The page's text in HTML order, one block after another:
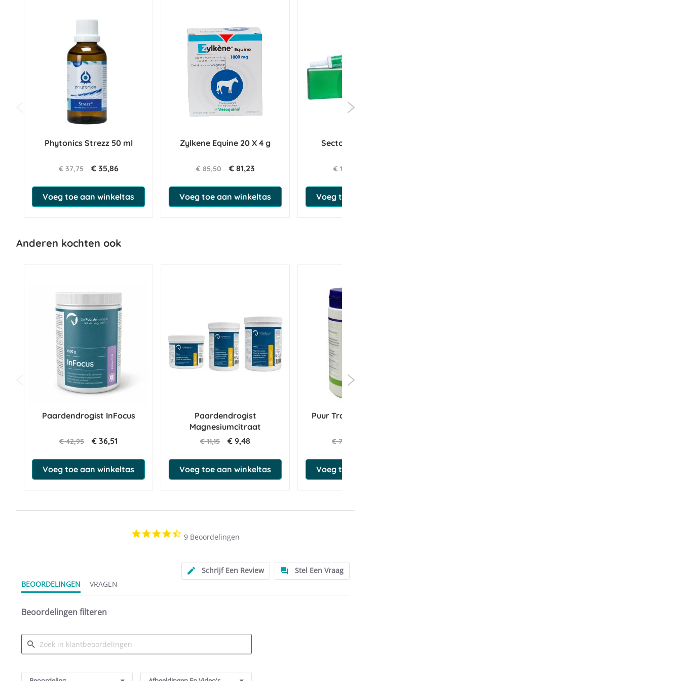
is het effect meestal zichtbaar na 1 tot 3 weken.
Tijdens dracht en lactatie altijd in overleg met de behandelend dierenarts toepassen.
Vermijd direct zonlicht en bewaar dit product droog en bij een temperatuur tussen 5-20 °C. Buiten
bereik van kinderen houden. De houdbaarheidsdatum staat vermeld op het etiket en het doosje.
Wat zit er in PuurCalm
Water (Aqua), Glycerin(e), Haver (Avena sativa), Passiebloem (Passiflora incarnata), Zilverlinde (Tilia
Ruw eiwit 0,1%
Ruwe celstof 0,1%
Phytonics Strezz 50 ml
€ 37,75 € 35,86
Voeg toe aan winkeltas
Zylkene Equine 20 X 4 g
€ 85,50 € 81,23
Voeg toe aan winkeltas
Sectolin Nervo Paste
€ 13,20
Voeg toe aan winkeltas
Anderen kochten ook
Paardendrogist InFocus
€ 42,95 € 36,51
Voeg toe aan winkeltas
Paardendrogist
Magnesiumcitraat
€ 11,15 € 9,48
Voeg toe aan winkeltas
Puur Tranquil Paard 500 g
€ 75,85
Voeg toe aan winkeltas
4.6
star
9 Beoordelingen
Schrijf Een Review
Stel Een Vraag
BEOORDELINGEN
VRAGEN
Beoordelingen filteren
Reviews